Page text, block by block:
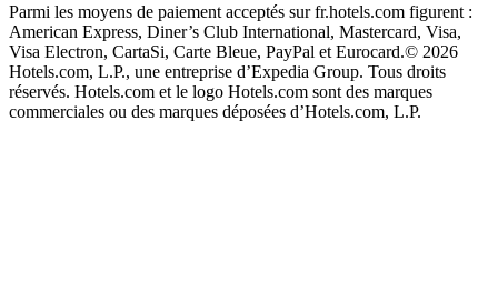
Parmi les moyens de paiement acceptés sur fr.hotels.com figurent :
American Express, Diner’s Club International, Mastercard, Visa,
Visa Electron, CartaSi, Carte Bleue, PayPal et Eurocard.© 2026
Hotels.com, L.P., une entreprise d’Expedia Group. Tous droits
réservés. Hotels.com et le logo Hotels.com sont des marques
commerciales ou des marques déposées d’Hotels.com, L.P.